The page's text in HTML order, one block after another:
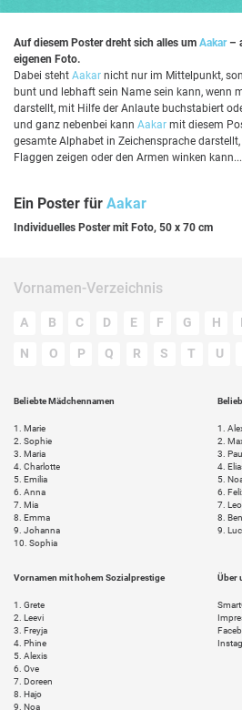
Auf diesem Poster dreht sich alles um Aakar–
eigenen Foto.
Dabei steht Aakar nicht nur im Mittelpunkt,
bunt und lebhaft sein Name sein kann, wenn
darstellt, mit Hilfe der Anlaute buchstabiert
und ganz nebenbei kann Aakar mit diesem
gesamte Alphabet in Zeichensprache
Flaggen zeigen oder den Armen winken kann...
Ein Poster für Aakar
Individuelles Poster mit Foto, 50 x 70 cm
Vornamen-Verzeichnis
A B C D E F G H I
N O P Q R S T U
Beliebte Mädchennamen
1.
Marie
2. Sophie
3. Maria
4. Charlotte
5. Emilia
6. Anna
7. Mia
8. Emma
9. Johanna
10. Sophia
1.
2.
3. Paul
4.
5.
6.
7.
8. Ben
9.
Vornamen mit hohem Sozialprestige
1.
Grete
2. Leevi
3. Freyja
4. Phine
5. Alexis
6. Ove
7. Doreen
8. Hajo
9. Noa
Über